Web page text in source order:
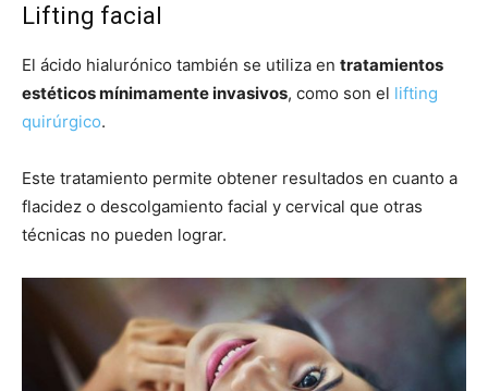
Lifting facial
El ácido hialurónico también se utiliza en tratamientos
estéticos mínimamente invasivos, como son el lifting
quirúrgico.
Este tratamiento permite obtener resultados en cuanto a
flacidez o descolgamiento facial y cervical que otras
técnicas no pueden lograr.